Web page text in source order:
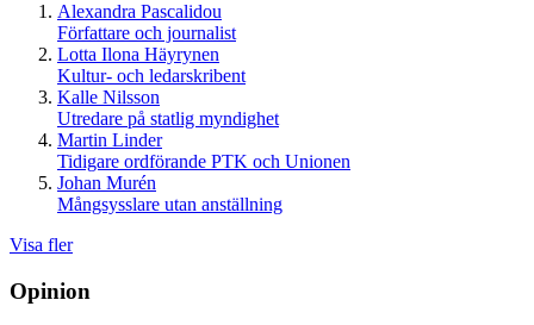
Alexandra Pascalidou
Författare och journalist
Lotta Ilona Häyrynen
Kultur- och ledarskribent
Kalle Nilsson
Utredare på statlig myndighet
Martin Linder
Tidigare ordförande PTK och Unionen
Johan Murén
Mångsysslare utan anställning
Visa fler
Opinion